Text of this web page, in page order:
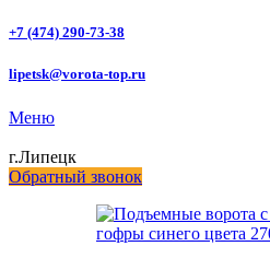
+7 (474) 290-73-38
lipetsk@vorota-top.ru
Меню
г.Липецк
Обратный звонок